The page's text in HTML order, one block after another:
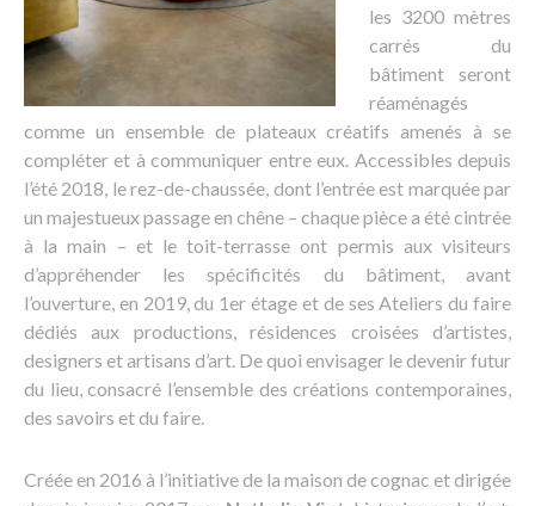
les 3200 mètres
carrés du
bâtiment seront
réaménagés
comme un ensemble de plateaux créatifs amenés à se
compléter et à communiquer entre eux. Accessibles depuis
l’été 2018, le rez-de-chaussée, dont l’entrée est marquée par
un majestueux passage en chêne – chaque pièce a été cintrée
à la main – et le toit-terrasse ont permis aux visiteurs
d’appréhender les spécificités du bâtiment, avant
l’ouverture, en 2019, du 1er étage et de ses Ateliers du faire
dédiés aux productions, résidences croisées d’artistes,
designers et artisans d’art. De quoi envisager le devenir futur
du lieu, consacré l’ensemble des créations contemporaines,
des savoirs et du faire.
Créée en 2016 à l’initiative de la maison de cognac et dirigée